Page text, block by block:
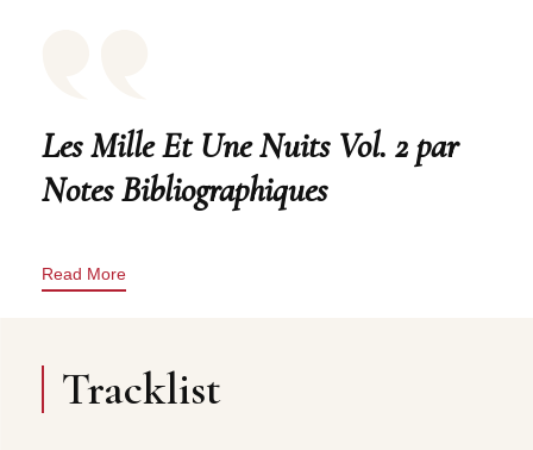
Les Mille Et Une Nuits Vol. 2 par
Notes Bibliographiques
Read More
Tracklist